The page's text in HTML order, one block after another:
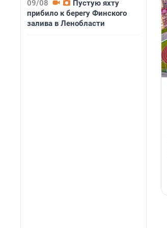
09/08
Пустую яхту
прибило к берегу Финского
залива в Ленобласти